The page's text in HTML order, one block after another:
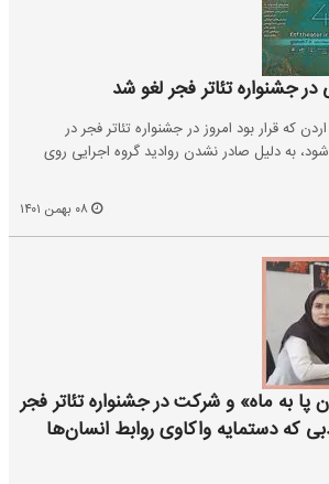
جشنواره تئاتر فجر لغو شد
که قرار بود امروز در جشنواره تئاتر فجر در
شود، به دلیل صادر نشدن روادید گروه اجرایی روی
پا به ماه» و شرکت در جشنواره تئاتر فجر
که دستمایه واکاوی روابط انسان‌ها